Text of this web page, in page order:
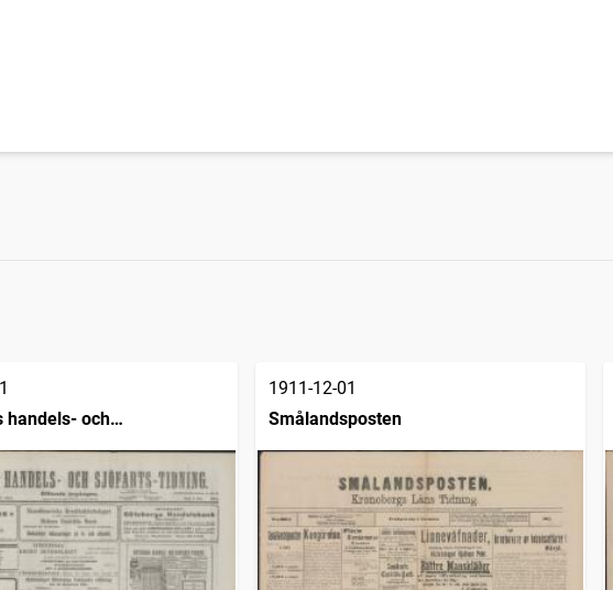
handels- och
(1832)
1911-12-01
Smålandsposten